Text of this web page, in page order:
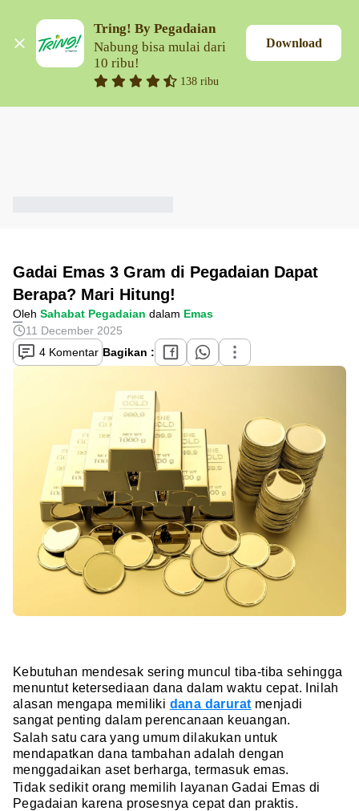
Tring! By Pegadaian
Nabung bisa mulai dari
10 ribu!
138 ribu
Download
Gadai Emas 3 Gram di Pegadaian Dapat
Berapa? Mari Hitung!
Oleh Sahabat Pegadaian dalam Emas
11 December 2025
4 Komentar Bagikan :
Kebutuhan mendesak sering muncul tiba-tiba sehingga
menuntut ketersediaan dana dalam waktu cepat. Inilah
alasan mengapa memiliki dana darurat menjadi
sangat penting dalam perencanaan keuangan.
Salah satu cara yang umum dilakukan untuk
mendapatkan dana tambahan adalah dengan
menggadaikan aset berharga, termasuk emas.
Tidak sedikit orang memilih layanan Gadai Emas di
Pegadaian karena prosesnya cepat dan praktis.